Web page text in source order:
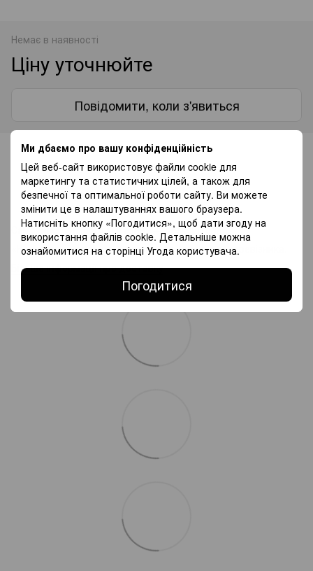
Ми дбаємо про вашу конфіденційність
Цей веб-сайт використовує файли cookie для
маркетингу та статистичних цілей, а також для
безпечної та оптимальної роботи сайту. Ви можете
змінити це в налаштуваннях вашого браузера.
Натисніть кнопку «Погодитися», щоб дати згоду на
використання файлів cookie. Детальніше можна
ознайомитися на сторінці Угода користувача.
Погодитися
Немає в наявності
Ціну уточнюйте
Повідомити, коли з'явиться
До обраного
Доставка Оплата Гарантія
Самовивіз з нашого магазину — безкоштовно.
«Нововю поштою» по Україні — за тарифами перевізника.
Більше інформації про доставку